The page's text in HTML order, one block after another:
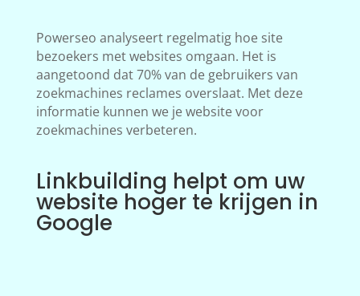
Powerseo analyseert regelmatig hoe site
bezoekers met websites omgaan. Het is
aangetoond dat 70% van de gebruikers van
zoekmachines reclames overslaat. Met deze
informatie kunnen we je website voor
zoekmachines verbeteren.
Linkbuilding helpt om uw
website hoger te krijgen in
Google